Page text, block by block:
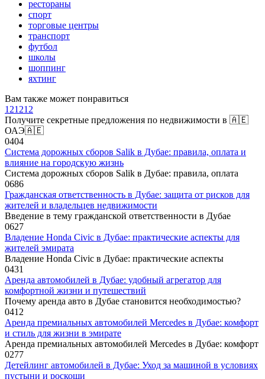
рестораны
спорт
торговые центры
транспорт
футбол
школы
шоппинг
яхтинг
Вам также может понравиться
121212
Получите секретные предложения по недвижимости в 🇦🇪
ОАЭ🇦🇪
0404
Система дорожных сборов Salik в Дубае: правила, оплата и
влияние на городскую жизнь
Система дорожных сборов Salik в Дубае: правила, оплата
0686
Гражданская ответственность в Дубае: защита от рисков для
жителей и владельцев недвижимости
Введение в тему гражданской ответственности в Дубае
0627
Владение Honda Civic в Дубае: практические аспекты для
жителей эмирата
Владение Honda Civic в Дубае: практические аспекты
0431
Аренда автомобилей в Дубае: удобный агрегатор для
комфортной жизни и путешествий
Почему аренда авто в Дубае становится необходимостью?
0412
Аренда премиальных автомобилей Mercedes в Дубае: комфорт
и стиль для жизни в эмирате
Аренда премиальных автомобилей Mercedes в Дубае: комфорт
0277
Детейлинг автомобилей в Дубае: Уход за машиной в условиях
пустыни и роскоши